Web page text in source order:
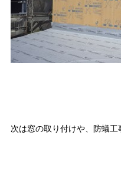
次は窓の取り付けや、防蟻工